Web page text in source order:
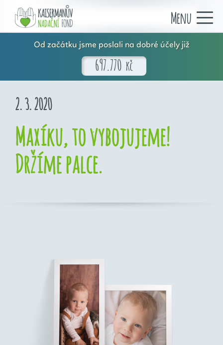
Menu
Od začátku jsme poslali na dobré účely již
697.770 Kč
2. 3. 2020
Maxíku, to vybojujeme!
Držíme palce.